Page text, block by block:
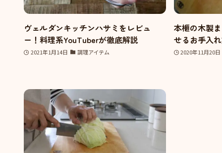
ヴェルダンキッチンハサミをレビュ
ー！料理系YouTuberが徹底解説
2021年1月14日 調理アイテム
本榧の木製
せるお手入
2020年11月20日